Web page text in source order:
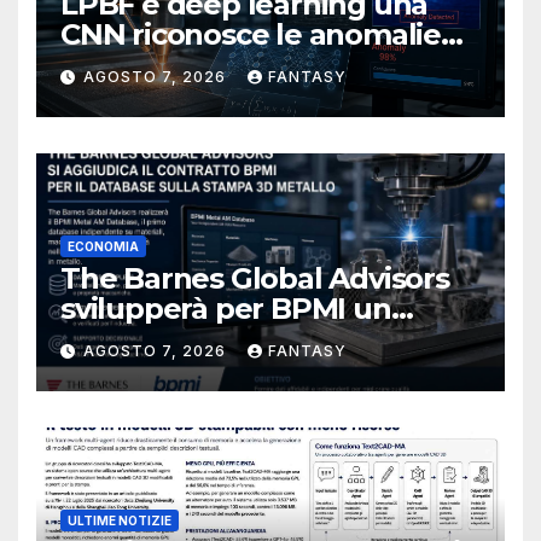
CNN riconosce le anomalie
del bagno di fusione
AGOSTO 7, 2026 FANTASY
ECONOMIA
The Barnes Global Advisors
svilupperà per BPMI un
database per la stampa 3D
metallica destinata alla filiera
navale statunitense
AGOSTO 7, 2026 FANTASY
ULTIME NOTIZIE